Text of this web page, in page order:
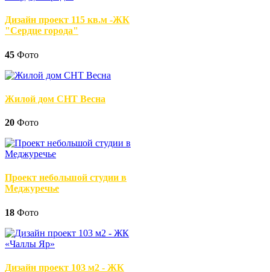
Дизайн проект 115 кв.м -ЖК
"Сердце города"
45 Фото
Жилой дом СНТ Весна
20 Фото
Проект небольшой студии в
Меджуречье
18 Фото
Дизайн проект 103 м2 - ЖК